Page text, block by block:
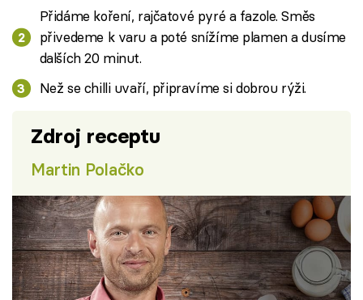
Přidáme koření, rajčatové pyré a fazole. Směs
přivedeme k varu a poté snížíme plamen a dusíme
dalších 20 minut.
Než se chilli uvaří, připravíme si dobrou rýži.
Zdroj receptu
Martin Polačko